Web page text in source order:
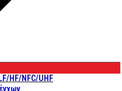
HF/NFC/UHF